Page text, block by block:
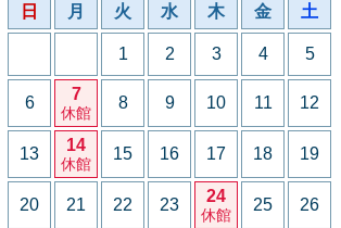
日 月 火 水 木 金 土
1 2 3 4 5
6 7
休館
8 9 10 11 12
13 14
休館
15 16 17 18 19
20 21 22 23 24
休館
25 26